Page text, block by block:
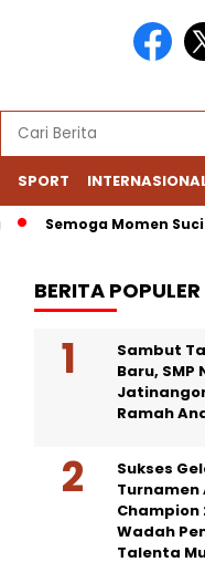
SPORT
Semoga Momen Suci Ini
BERITA POPULER
Sambut
Baru, SMP
Jatinangor
Ramah
Sukses
Turnamen
Champion
Wadah
Talenta